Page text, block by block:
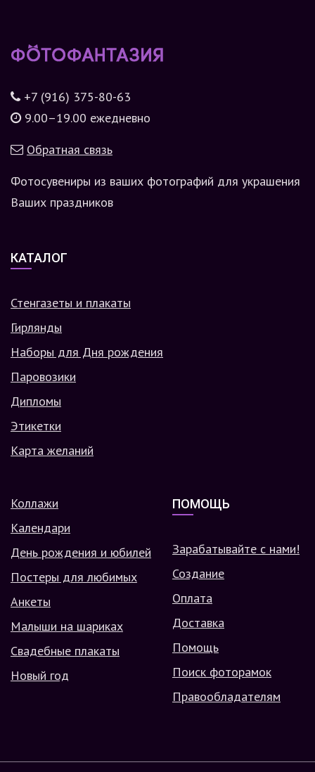
+7 (916) 375-80-63
9.00–19.00 ежедневно
Обратная связь
Фотосувениры из ваших фотографий для украшения
Ваших праздников
КАТАЛОГ
Стенгазеты и плакаты
Гирлянды
Наборы для Дня рождения
Паровозики
Дипломы
Этикетки
Карта желаний
Коллажи
Календари
День рождения и юбилей
Постеры для любимых
Анкеты
Малыши на шариках
Свадебные плакаты
Новый год
ПОМОЩЬ
Зарабатывайте с нами!
Создание
Оплата
Доставка
Помощь
Поиск фоторамок
Правообладателям